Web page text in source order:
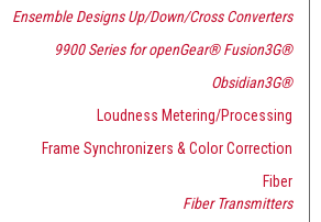
Ensemble Designs Up/Down/Cross Converters
9900 Series for openGear® Fusion3G®
Obsidian3G®
Loudness Metering/Processing
Frame Synchronizers & Color Correction
Fiber
Fiber Transmitters